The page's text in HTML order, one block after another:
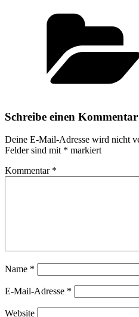
Schreibe einen Kommentar
Deine E-Mail-Adresse wird nicht
Felder sind mit * markiert
Kommentar *
Name *
E-Mail-Adresse *
Website